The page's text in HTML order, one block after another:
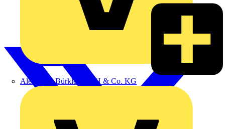
Alexander Bürkle GmbH & Co. KG